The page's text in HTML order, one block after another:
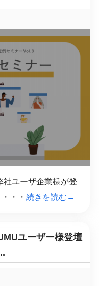
社ユーザ企業様が登
・・ 続きを読む→
ユーザー様登壇